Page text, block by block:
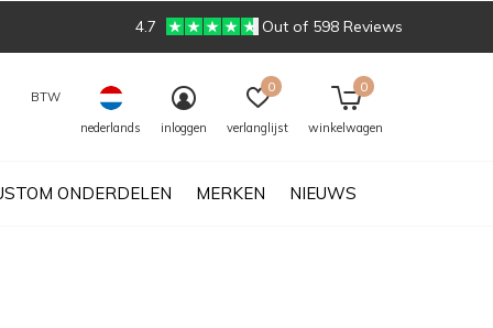
ONDERDELEN MERKEN NIEUWS
BTW
nederlands
inloggen verlanglijst
0
winkelwagen
0
4.7 Out of 598 Reviews